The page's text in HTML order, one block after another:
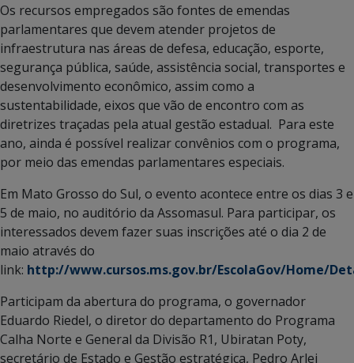
Os recursos empregados são fontes de emendas
parlamentares que devem atender projetos de
infraestrutura nas áreas de defesa, educação, esporte,
segurança pública, saúde, assistência social, transportes e
desenvolvimento econômico, assim como a
sustentabilidade, eixos que vão de encontro com as
diretrizes traçadas pela atual gestão estadual. Para este
ano, ainda é possível realizar convênios com o programa,
por meio das emendas parlamentares especiais.
Em Mato Grosso do Sul, o evento acontece entre os dias 3 e
5 de maio, no auditório da Assomasul. Para participar, os
interessados devem fazer suas inscrições até o dia 2 de
maio através do
link: http://www.cursos.ms.gov.br/EscolaGov/Home/
Participam da abertura do programa, o governador
Eduardo Riedel, o diretor do departamento do Programa
Calha Norte e General da Divisão R1, Ubiratan Poty,
secretário de Estado e Gestão estratégica, Pedro Arlei